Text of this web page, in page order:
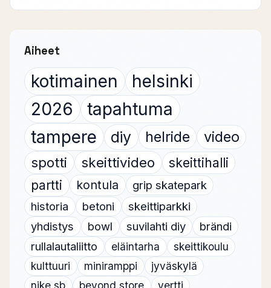
Aiheet
kotimainen
helsinki
2026
tapahtuma
tampere
diy helride video
spotti skeittivideo
skeittihalli
partti
kontula
grip skatepark
historia
betoni
skeittiparkki
yhdistys
bowl suvilahti diy
brändi
rullalautaliitto
eläintarha
skeittikoulu
kulttuuri
miniramppi
jyväskylä